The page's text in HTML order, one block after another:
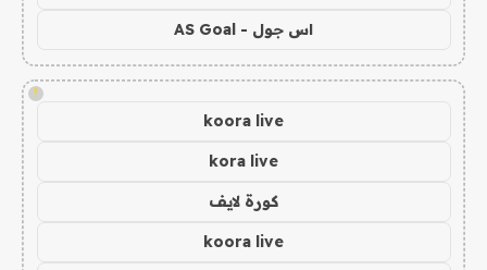
اس جول - AS Goal
!
koora live
kora live
كورة لايف
koora live